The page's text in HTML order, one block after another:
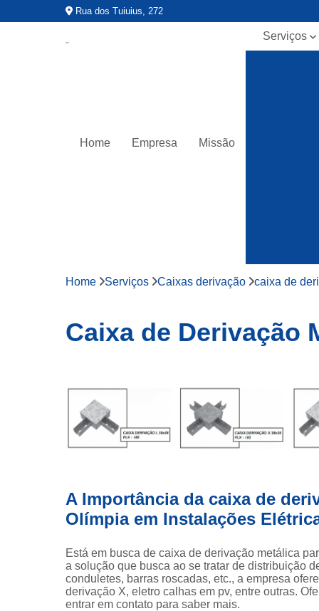
Rua dos Tuiuius, 272
Home Empresa Missão
Serviços
de
Eletrocalhas
Eletrodutos
de pvc
Ganchos
cabos
Leitos tipo
escada
Home Serviços Caixas derivação caixa de
Caixa de Derivação
A Importância da caixa de
Olímpia em Instalações
Está em busca de caixa de derivação metálica
a solução que busca ao se tratar de distribuição
conduletes, barras roscadas, etc., a empresa
derivação X, eletro calhas em pv, entre outras.
entrar em contato para saber mais.